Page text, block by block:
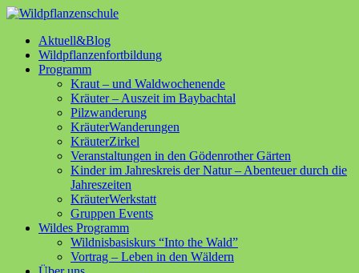
Aktuell&Blog
Wildpflanzenfortbildung
Programm
Kraut – und Waldwochenende
Kräuter – Auszeit im Baybachtal
Pilzwanderung
KräuterWanderungen
KräuterZirkel
Veranstaltungen in den Gödenrother Gärten
Kinder im Jahreskreis der Natur – Abenteuer durch die
Jahreszeiten
KräuterWerkstatt
Gruppen Events
Wildes Programm
Wildnisbasiskurs “Into the Wald”
Vortrag – Leben in den Wäldern